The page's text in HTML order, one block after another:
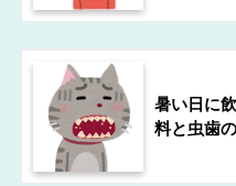
暑い日に
料と虫歯